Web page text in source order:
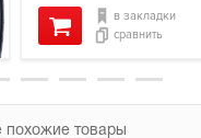
в закладки
сравнить
похожие товары